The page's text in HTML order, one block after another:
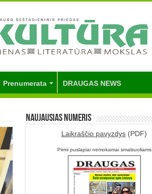
Prenumerata DRAUGAS NEWS
Naujausias numeris
Laikraščio pavyzdys (PDF)
Pirmi puslapiai nemokamai smalsuoliams